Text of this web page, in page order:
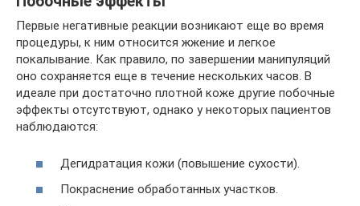
Первые негативные реакции возникают еще во время
процедуры, к ним относится жжение и легкое
покалывание. Как правило, по завершении манипуляций
оно сохраняется еще в течение нескольких часов. В
идеале при достаточно плотной коже другие побочные
эффекты отсутствуют, однако у некоторых пациентов
наблюдаются:
Дегидратация кожи (повышение сухости).
Покраснение обработанных участков.